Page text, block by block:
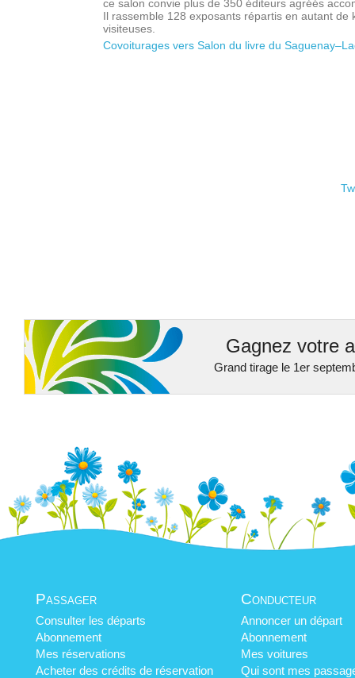
ce salon convie plus de 350 éditeurs agréés
Il rassemble 128 exposants répartis en autant
visiteuses.
Covoiturages vers Salon du livre du
Gagnez votre
Grand tirage le 1er
Passager
Consulter les départs
Abonnement
Mes réservations
Acheter des crédits de réservation
Conducteur
Annoncer un départ
Abonnement
Mes voitures
Qui sont mes